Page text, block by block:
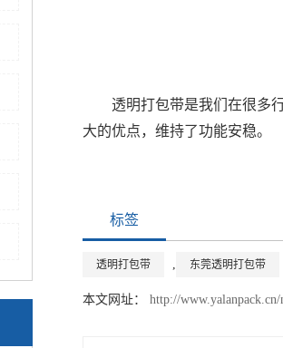
透明打包带是我们在很多行
大的优点，维持了功能安稳。
标签
透明打包带 , 东莞透明打包带
本文网址： http://